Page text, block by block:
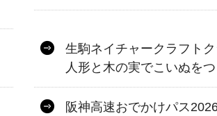
生駒ネイチャークラフト
人形と木の実でこいぬをつ
阪神高速おでかけパス